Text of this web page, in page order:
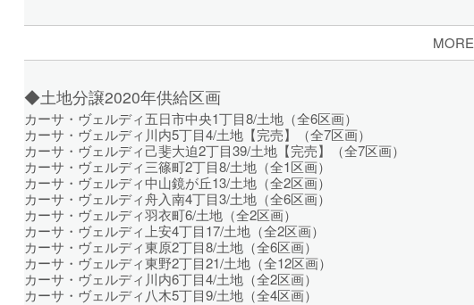
MORE
◆土地分譲2020年供給区画
カーサ・ヴェルディ五日市中央1丁目8/土地（全6区画）
カーサ・ヴェルディ川内5丁目4/土地【完売】（全7区画）
カーサ・ヴェルディ己斐大迫2丁目39/土地【完売】（全7区画）
カーサ・ヴェルディ三篠町2丁目8/土地（全1区画）
カーサ・ヴェルディ中山鏡が丘13/土地（全2区画）
カーサ・ヴェルディ舟入南4丁目3/土地（全6区画）
カーサ・ヴェルディ羽衣町6/土地（全2区画）
カーサ・ヴェルディ上安4丁目17/土地（全2区画）
カーサ・ヴェルディ東原2丁目8/土地（全6区画）
カーサ・ヴェルディ東野2丁目21/土地（全12区画）
カーサ・ヴェルディ川内6丁目4/土地（全2区画）
カーサ・ヴェルディ八木5丁目9/土地（全4区画）